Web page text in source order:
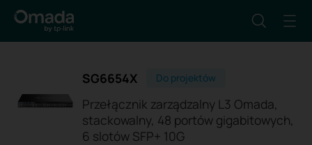
SG6654X Do projektów
Przełącznik zarządzalny L3 Omada,
stackowalny, 48 portów gigabitowych,
6 slotów SFP+ 10G